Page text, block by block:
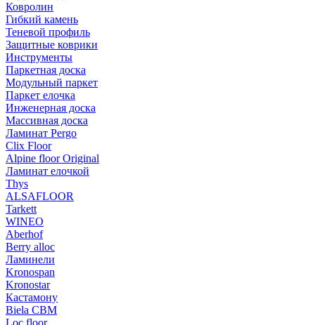
Ковролин
Гибкий камень
Теневой профиль
Защитные коврики
Инструменты
Паркетная доска
Модульный паркет
Паркет елочка
Инженерная доска
Массивная доска
Ламинат Pergo
Clix Floor
Alpine floor Original
Ламинат елочкой
Thys
ALSAFLOOR
Tarkett
WINEO
Aberhof
Berry alloc
Ламинели
Kronospan
Kronostar
Кастамону
Biela CBM
Loc floor